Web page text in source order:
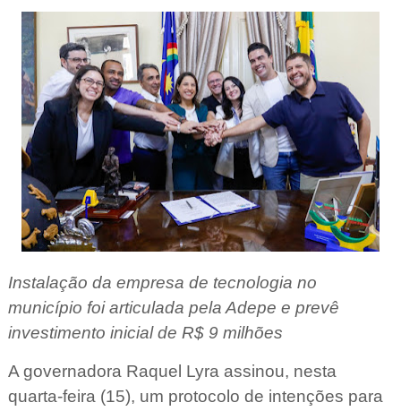
Instalação da empresa de tecnologia no
município foi articulada pela Adepe e prevê
investimento inicial de R$ 9 milhões
A governadora Raquel Lyra assinou, nesta
quarta-feira (15), um protocolo de intenções para